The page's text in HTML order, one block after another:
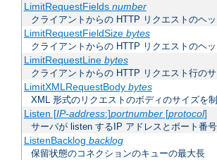
LimitRequestFields number
クライアントからの HTTP リクエストのヘ
LimitRequestFieldSize bytes
クライアントからの HTTP リクエストのヘ
LimitRequestLine bytes
クライアントからの HTTP リクエスト行の
LimitXMLRequestBody bytes
XML 形式のリクエストのボディのサイズを
Listen [IP-address:]portnumber[protocol]
サーバが listen するIP アドレスとポート番号
ListenBacklog backlog
保留状態のコネクションのキューの最大長